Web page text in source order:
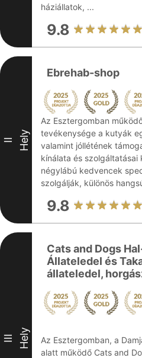
háziállatok, ...
9.8
II Hely
Ebrehab-shop
Az Esztergomban
tevékenysége a kutyák
valamint jóllétének
kínálata és szolgáltatásai
négylábú kedvencek
szolgálják, különös
9.8
III Hely
Cats and Dogs
Állateledel és
állateledel,
Az Esztergomban, a
alatt működő Cats and